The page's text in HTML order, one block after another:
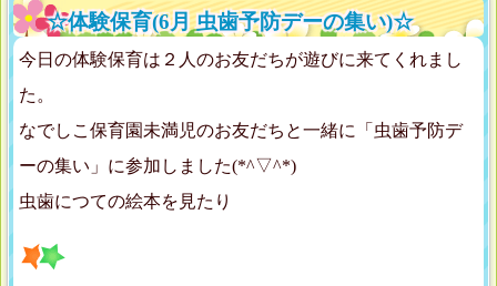
☆体験保育(6月 虫歯予防デーの集い)☆
今日の体験保育は２人のお友だちが遊びに来てくれまし
た。
なでしこ保育園未満児のお友だちと一緒に「虫歯予防デ
ーの集い」に参加しました(*^▽^*)
虫歯につての絵本を見たり